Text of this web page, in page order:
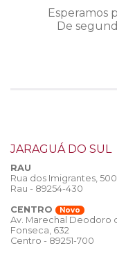
Esperamos
De
JARAGUÁ DO SUL
RAU
Rua dos Imigrantes, 500
Rau - 89254-430
CENTRO
Novo
Av. Marechal Deodoro
Fonseca, 632
Centro - 89251-700